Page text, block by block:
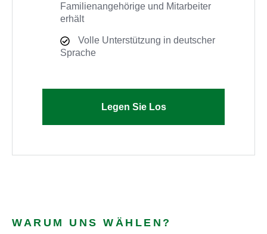
Familienangehörige und Mitarbeiter
erhält
Volle Unterstützung in deutscher
Sprache
Legen Sie Los
WARUM UNS WÄHLEN?